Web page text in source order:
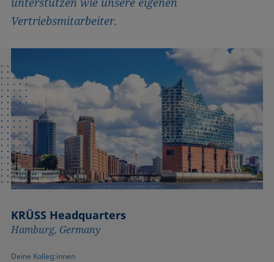
Vertriebsmitarbeiter.
KRÜSS Headquarters
Hamburg, Germany
Deine Kolleg:innen